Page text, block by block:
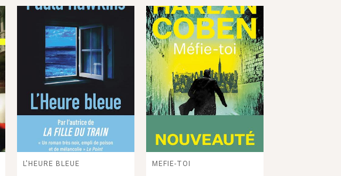
L'HEURE BLEUE MEFIE-TOI